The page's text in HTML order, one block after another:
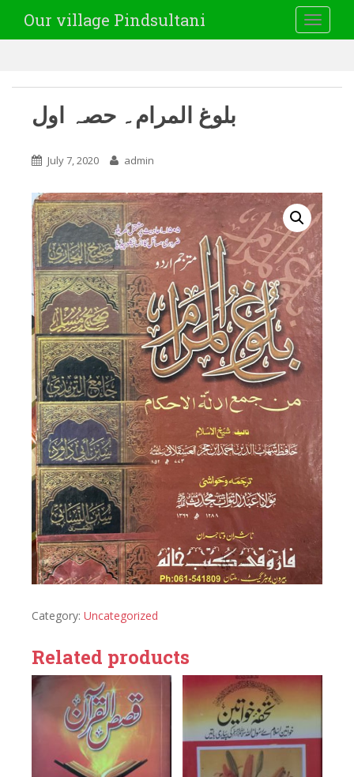
Our village Pindsultani
بلوغ المرام۔ حصہ اول
July 7, 2020 admin
Category: Uncategorized
Related products